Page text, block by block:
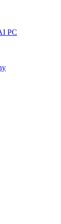
PC